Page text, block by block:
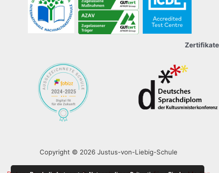
Zertifikate
Copyright © 2026 Justus-von-Liebig-Schule